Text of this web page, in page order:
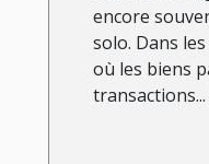
encore
solo. Dans
où les biens
transactions...